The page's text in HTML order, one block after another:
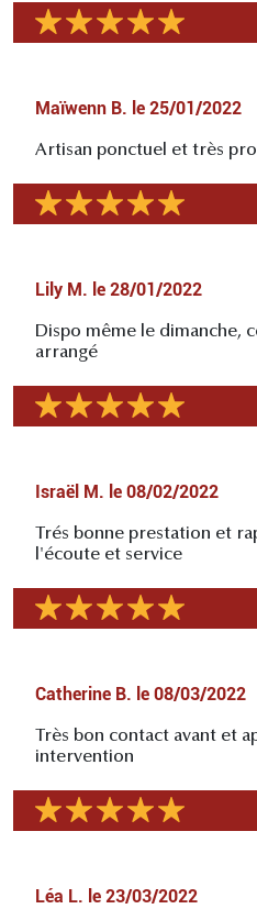
Maïwenn B. le 25/01/2022
Artisan ponctuel et très
Lily M. le 28/01/2022
Dispo même le dimanche,
arrangé
Israël M. le 08/02/2022
Trés bonne prestation et
l'écoute et service
Catherine B. le 08/03/2022
Très bon contact avant et
intervention
Léa L. le 23/03/2022